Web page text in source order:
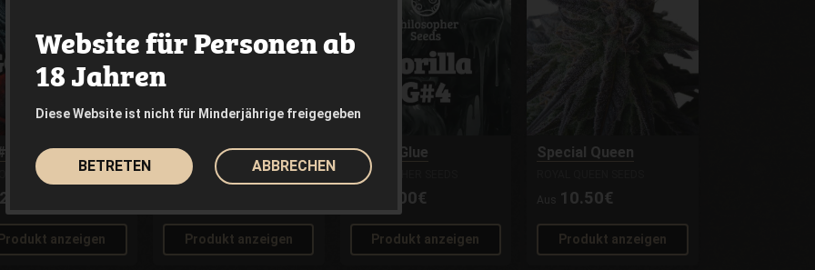
Auto
SEEDS
23.00€
Produkt anzeigen
Tropicanna Auto XXL
PHILOSOPHER SEEDS
Produkt anzeigen
Gorilla Glue
PHILOSOPHER SEEDS
23.00€
Produkt anzeigen
Special Queen
Aus
10.50€
Produkt anzeigen
Website für Personen ab
18 Jahren
Diese Website ist nicht für Minderjährige freigegeben
BETRETEN ABBRECHEN